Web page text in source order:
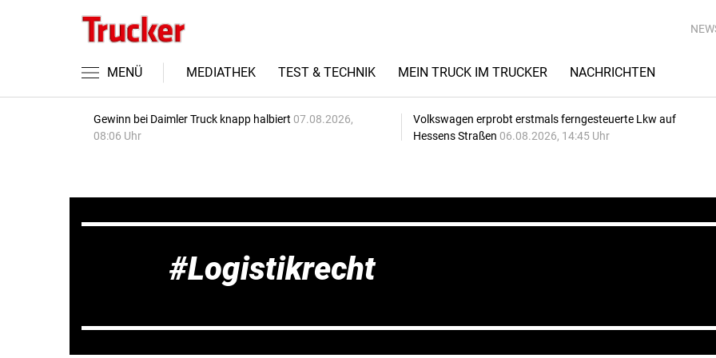
MENÜ MEDIATHEK TEST & TECHNIK MEIN TRUCK IM TRUCKER NACHRICHTEN
Gewinn bei Daimler Truck knapp halbiert 07.08.2026,
08:06 Uhr
Volkswagen erprobt erstmals ferngesteuerte Lkw auf
Hessens Straßen 06.08.2026, 14:45 Uhr
Logistikrecht